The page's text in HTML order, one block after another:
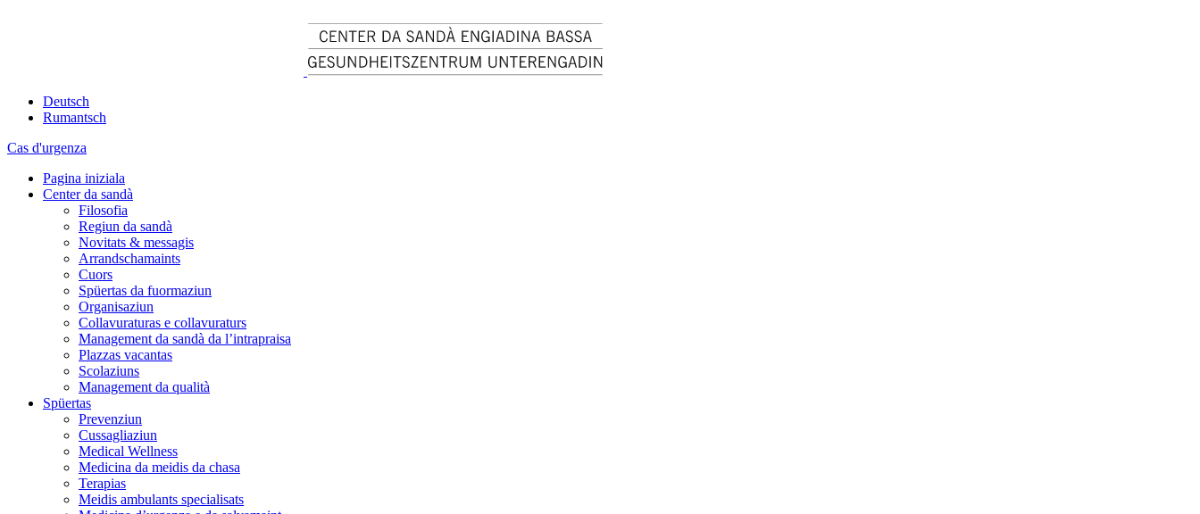
Deutsch
Rumantsch
Cas d'urgenza
Pagina iniziala
Center da sandà
Filosofia
Regiun da sandà
Novitats & messagis
Arrandschamaints
Cuors
Spüertas da fuormaziun
Organisaziun
Collavuraturas e collavuraturs
Management da sandà da l’intrapraisa
Plazzas vacantas
Scolaziuns
Management da qualità
Spüertas
Prevenziun
Cussagliaziun
Medical Wellness
Medicina da meidis da chasa
Terapias
Meidis ambulants specialisats